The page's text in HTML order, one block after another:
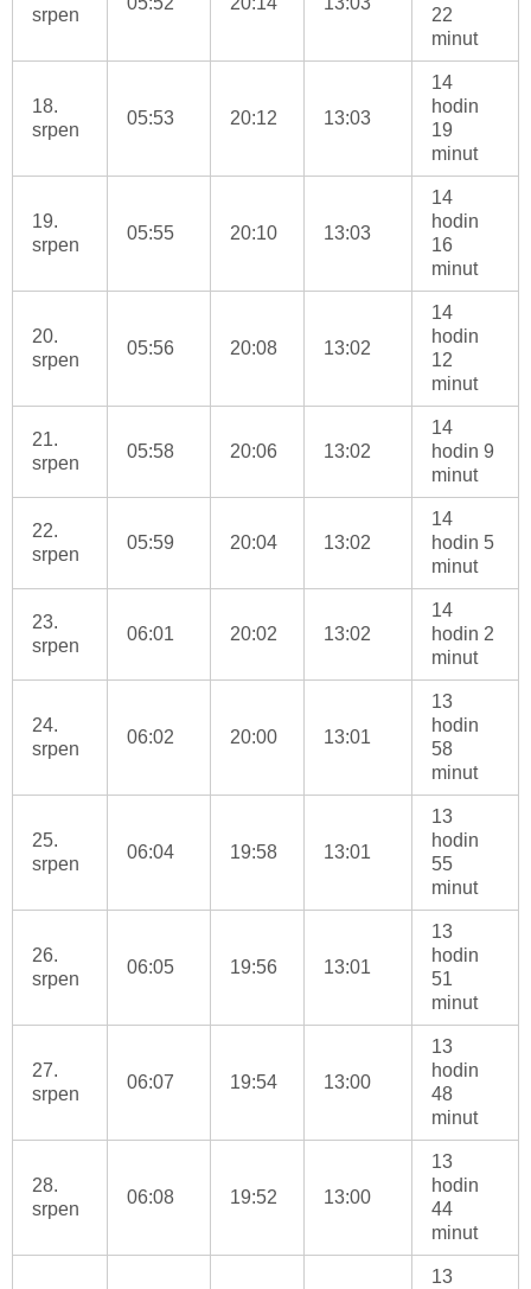
srpen
22
minut
18.
srpen
05:53 20:12 13:03
14
hodin
19
minut
19.
srpen
05:55 20:10 13:03
14
hodin
16
minut
20.
srpen
05:56 20:08 13:02
14
hodin
12
minut
21.
srpen
05:58 20:06 13:02
14
hodin 9
minut
22.
srpen
05:59 20:04 13:02
14
hodin 5
minut
23.
srpen
06:01 20:02 13:02
14
hodin 2
minut
24.
srpen
06:02 20:00 13:01
13
hodin
58
minut
25.
srpen
06:04 19:58 13:01
13
hodin
55
minut
26.
srpen
06:05 19:56 13:01
13
hodin
51
minut
27.
srpen
06:07 19:54 13:00
13
hodin
48
minut
28.
srpen
06:08 19:52 13:00
13
hodin
44
minut
13